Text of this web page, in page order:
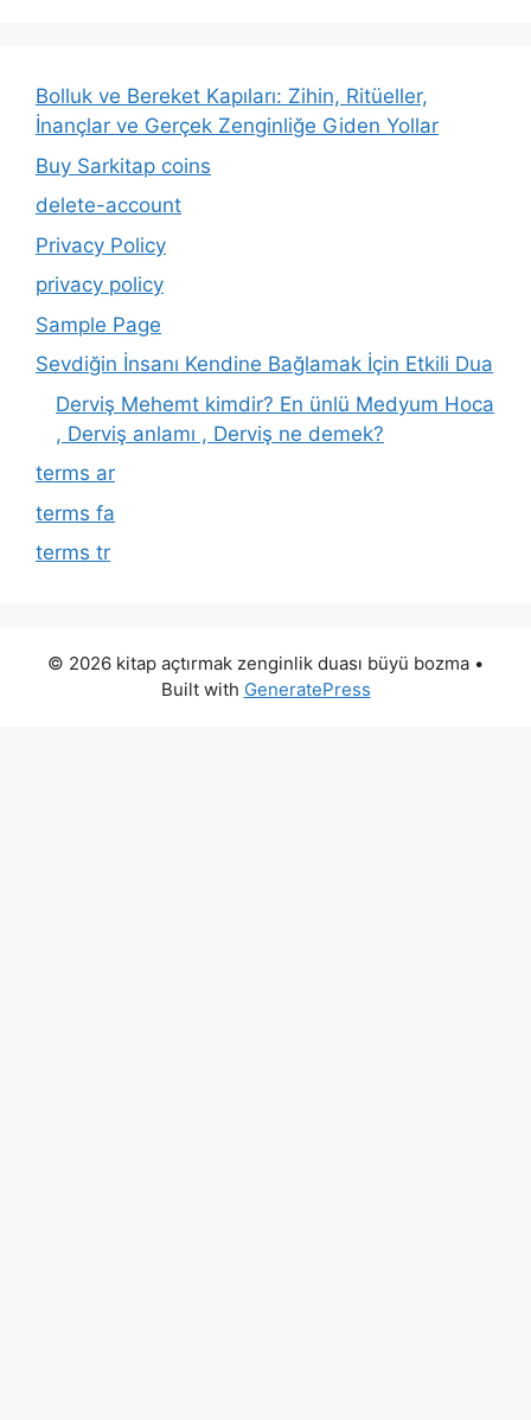
Bolluk ve Bereket Kapıları: Zihin, Ritüeller,
İnançlar ve Gerçek Zenginliğe Giden Yollar
Buy Sarkitap coins
delete-account
Privacy Policy
privacy policy
Sample Page
Sevdiğin İnsanı Kendine Bağlamak İçin Etkili Dua
Derviş Mehemt kimdir? En ünlü Medyum Hoca
, Derviş anlamı , Derviş ne demek?
terms ar
terms fa
terms tr
© 2026 kitap açtırmak zenginlik duası büyü bozma •
Built with GeneratePress